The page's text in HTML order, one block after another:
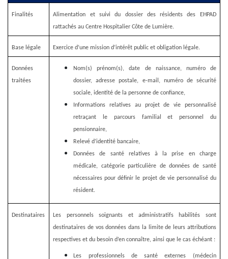
Finalités
Alimentation et suivi du dossier des résidents des EHPAD
rattachés au Centre Hospitalier Côte de Lumière.
Base légale Exercice d’une mission d’intérêt public et obligation légale.
Données
traitées
Nom(s) prénom(s), date de naissance, numéro de
dossier, adresse postale, e-mail, numéro de sécurité
sociale, identité de la personne de confiance,
Informations relatives au projet de vie personnalisé
retraçant le parcours familial et personnel du
pensionnaire,
Relevé d’identité bancaire,
Données de santé relatives à la prise en charge
médicale, catégorie particulière de données de santé
nécessaires pour définir le projet de vie personnalisé du
résident.
Destinataires
Les personnels soignants et administratifs habilités sont
destinataires de vos données dans la limite de leurs attributions
respectives et du besoin d’en connaître, ainsi que le cas échéant :
Les professionnels de santé externes (médecin